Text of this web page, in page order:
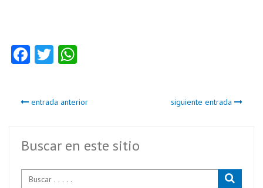
Fa
o
k
T
er A
p
entrada anterior siguiente entrada
Buscar en este sitio